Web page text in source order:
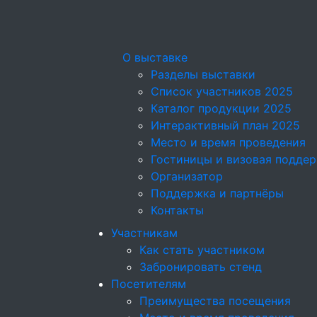
О выставке
Разделы выставки
Список участников 2025
Каталог продукции 2025
Интерактивный план 2025
Место и время проведения
Гостиницы и визовая
Организатор
Поддержка и партнёры
Контакты
Участникам
Как стать участником
Забронировать стенд
Посетителям
Преимущества посещения